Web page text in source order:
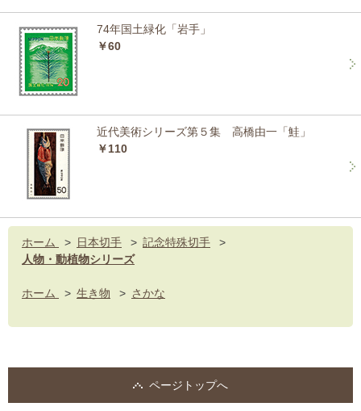
74年国土緑化「岩手」
￥60
近代美術シリーズ第５集 高橋由一「鮭」
￥110
ホーム > 日本切手 > 記念特殊切手
>
人物・動植物シリーズ
ホーム > 生き物 > さかな
ページトップへ